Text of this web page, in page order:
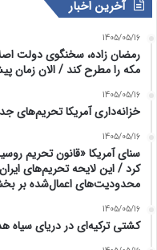
آخرین اخبار
1405/05/16
رمضان زاده، سخنگوی دولت
مکه را مطرح کند / الان زمان
1405/05/16
خزانه‌داری آمریکا تحریم‌های
1405/05/16
سنای آمریکا «قانون تحریم
کرد / این لایحه تحریم‌های
محدودیت‌های اعمال‌شده بر
1405/05/16
کشتی ترکیه‌ای در دریای سیاه